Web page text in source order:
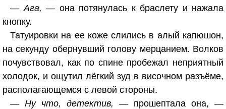
— Ага, — она потянулась к браслету и нажала
кнопку.
Татуировки на ее коже слились в алый капюшон,
на секунду обернувший голову мерцанием. Волков
почувствовал, как по спине пробежал неприятный
холодок, и ощутил лёгкий зуд в височном разъёме,
располагающемся с левой стороны.
— Ну что, детектив, — прошептала она, —